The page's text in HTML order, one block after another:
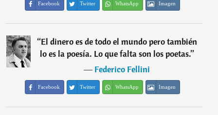
Facebook Twitter WhatsApp Imagen
“El dinero es de todo el mundo pero también
lo es la poesía. Lo que falta son los poetas.”
―Federico Fellini
Facebook Twitter WhatsApp Imagen